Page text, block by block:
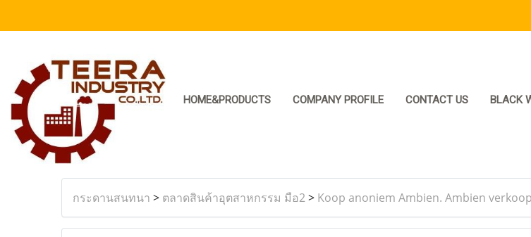
HOME&PRODUCTS COMPANY PROFILE CONTACT US BLACK
กระดานสนทนา > ตลาดสินค้าอุตสาหกรรม มือ2> Koop anoniem Ambien. Ambien